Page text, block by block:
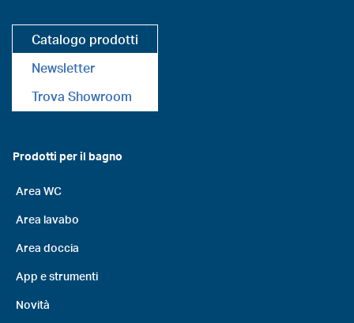
Catalogo prodotti
Newsletter
Trova Showroom
Prodotti per il bagno
Area WC
Area lavabo
Area doccia
App e strumenti
Novità